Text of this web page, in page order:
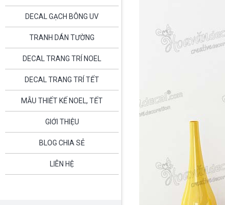
DECAL GẠCH BÔNG UV
TRANH DÁN TƯỜNG
DECAL TRANG TRÍ NOEL
DECAL TRANG TRÍ TẾT
MẪU THIẾT KẾ NOEL, TẾT
GIỚI THIỆU
BLOG CHIA SẺ
LIÊN HỆ